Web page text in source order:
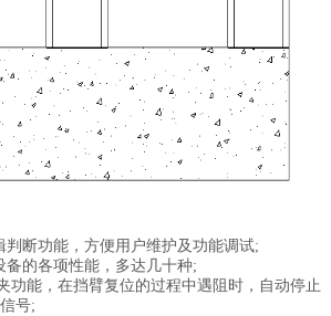
判断功能，方便用户维护及功能调试;
的各项性能，多达几十种;
功能，在挡臂复位的过程中遇阻时，自动停止
号;